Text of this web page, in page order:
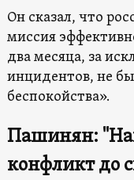
Он сказал, что
миссия
два месяца, за
инцидентов, не
беспокойства».
Пашинян:
конфликт до